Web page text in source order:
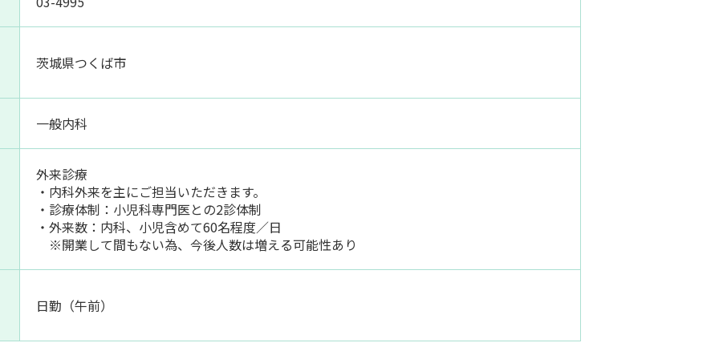
茨城県つくば市
一般内科
外来診療
・内科外来を主にご担当いただきます。
・診療体制：小児科専門医との2診体制
・外来数：内科、小児含めて60名程度／日
※開業して間もない為、今後人数は増える可能性あり
日勤（午前）